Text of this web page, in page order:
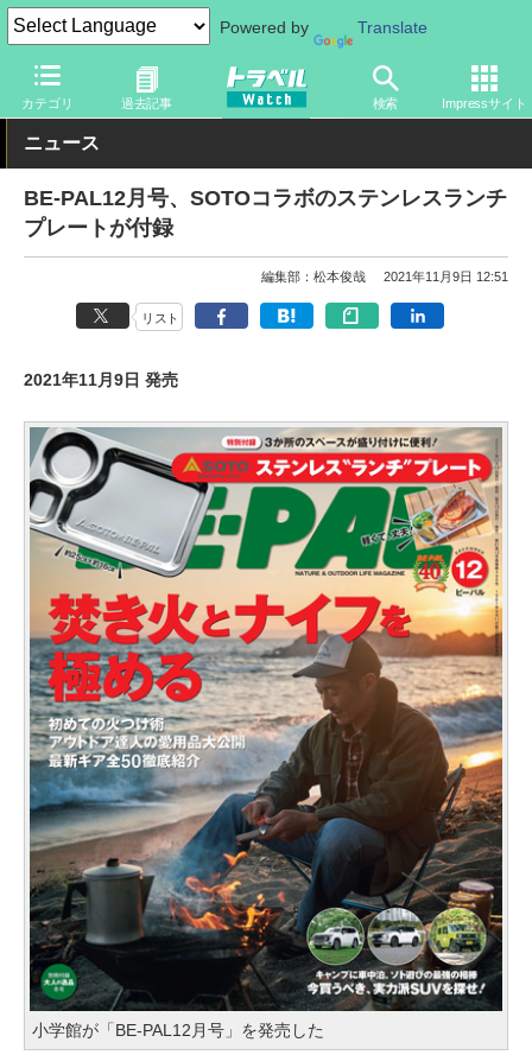
Powered by Translate
カテゴリ 過去記事 検索 Impressサイト
トラベル Watch 旅の情報 書籍・Web
ニュース
BE-PAL12月号、SOTOコラボのステンレスランチ
プレートが付録
編集部：松本俊哉 2021年11月9日 12:51
リスト
2021年11月9日 発売
小学館が「BE-PAL12月号」を発売した